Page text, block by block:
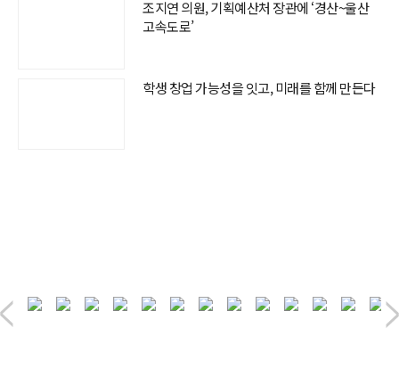
조지연 의원, 기획예산처 장관에 ‘경산~울산
고속도로’
학생 창업 가능성을 잇고, 미래를 함께 만든다